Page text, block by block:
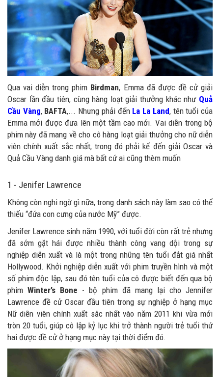
Qua vai diễn trong phim Birdman, Emma đã được đề cử giải
Oscar lần đầu tiên, cùng hàng loạt giải thưởng khác như Quả
Cầu Vàng, BAFTA,... Nhưng phải đến La La Land, tên tuổi của
Emma mới được đưa lên một tầm cao mới. Vai diễn trong bộ
phim này đã mang về cho cô hàng loạt giải thưởng cho nữ diễn
viên chính xuất sắc nhất, trong đó phải kể đến giải Oscar và
Quả Cầu Vàng danh giá mà bất cứ ai cũng thèm muốn
1 - Jenifer Lawrence
Không còn nghi ngờ gì nữa, trong danh sách này làm sao có thể
thiếu “đứa con cưng của nước Mỹ” được.
Jenifer Lawrence sinh năm 1990, với tuổi đời còn rất trẻ nhưng
đã sớm gặt hái được nhiều thành công vang dội trong sự
nghiệp diễn xuất và là một trong những tên tuổi đắt giá nhất
Hollywood. Khởi nghiệp diễn xuất với phim truyền hình và một
số phim độc lập, sau đó tên tuổi của cô được biết đến qua bộ
phimWinter’s Bone - bộ phim đã mang lại cho Jennifer
Lawrence đề cử Oscar đầu tiên trong sự nghiệp ở hạng mục
Nữ diễn viên chính xuất sắc nhất vào năm 2011 khi vừa mới
tròn 20 tuổi, giúp cô lập kỷ lục khi trở thành người trẻ tuổi thứ
hai được đề cử ở hạng mục này tại thời điểm đó.